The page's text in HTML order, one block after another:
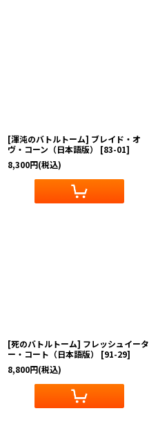
[渾沌のバトルトーム] ブレイド・オ
ヴ・コーン（日本語版）
[83-01]
8,300円(税込)
[死のバトルトーム] フレッシュイータ
ー・コート（日本語版）
[91-29]
8,800円(税込)